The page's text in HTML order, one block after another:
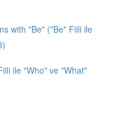
with "Be" ("Be" Fiili ile
ile "Who" ve "What"